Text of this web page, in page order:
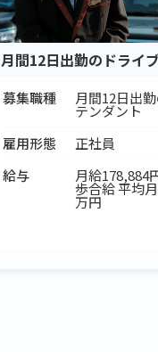
月間12日出勤のドライ
募集職種 月間12日出
テンダント
雇用形態
正社員
給与
月給178,884
歩合給 平均
万円